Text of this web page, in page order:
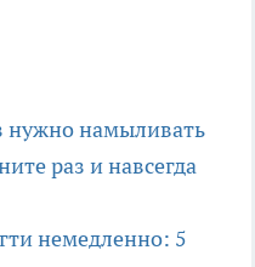
нужно намыливать
раз и навсегда
немедленно: 5